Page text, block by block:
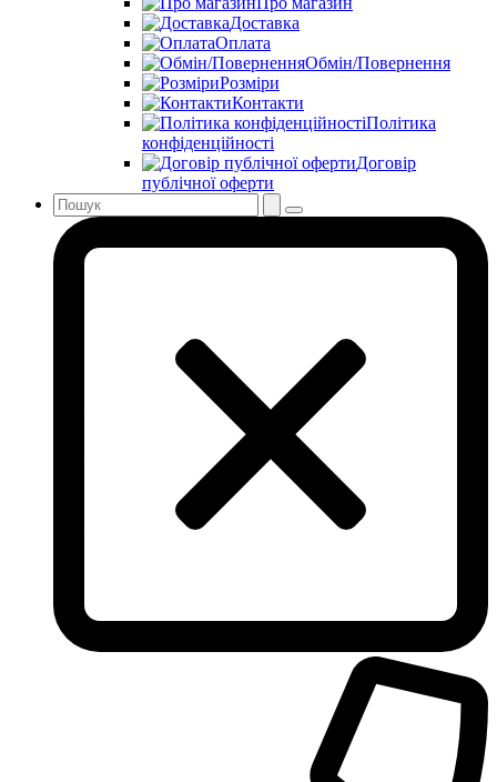
Доставка
Оплата
Обмін/Повернення
Розміри
Контакти
Політика
конфіденційності
Договір
публічної оферти